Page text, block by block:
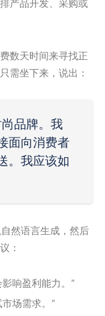
产品开发、采购或
数天时间来寻找正
需坐下来，说出：
品牌。我
面向消费者
。我应该如
然语言生成，然后
：
响盈利能力。”
场需求。”